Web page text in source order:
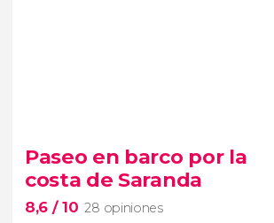
Mangalemi, Gorica y Kajala, sus
emblemáticos
Paseo en barco por la
costa de Saranda
8,6 / 10 28 opiniones